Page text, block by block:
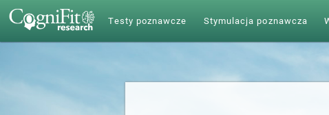
Testy poznawcze Stymulacja poznawcza